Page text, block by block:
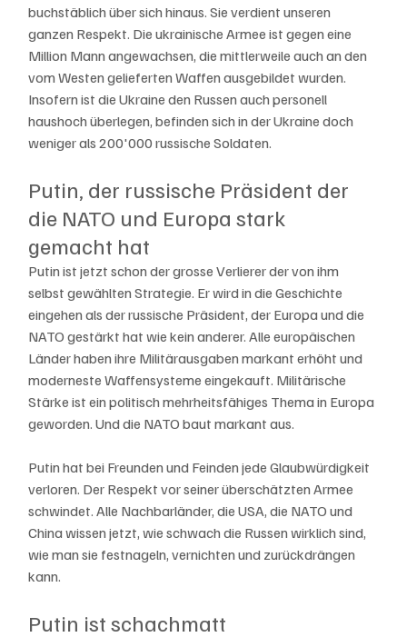
buchstäblich über sich hinaus. Sie verdient unseren
ganzen Respekt. Die ukrainische Armee ist gegen eine
Million Mann angewachsen, die mittlerweile auch an den
vom Westen gelieferten Waffen ausgebildet wurden.
Insofern ist die Ukraine den Russen auch personell
haushoch überlegen, befinden sich in der Ukraine doch
weniger als 200'000 russische Soldaten.
Putin, der russische Präsident der
die NATO und Europa stark
gemacht hat
Putin ist jetzt schon der grosse Verlierer der von ihm
selbst gewählten Strategie. Er wird in die Geschichte
eingehen als der russische Präsident, der Europa und die
NATO gestärkt hat wie kein anderer. Alle europäischen
Länder haben ihre Militärausgaben markant erhöht und
moderneste Waffensysteme eingekauft. Militärische
Stärke ist ein politisch mehrheitsfähiges Thema in Europa
geworden. Und die NATO baut markant aus.
Putin hat bei Freunden und Feinden jede Glaubwürdigkeit
verloren. Der Respekt vor seiner überschätzten Armee
schwindet. Alle Nachbarländer, die USA, die NATO und
China wissen jetzt, wie schwach die Russen wirklich sind,
wie man sie festnageln, vernichten und zurückdrängen
kann.
Putin ist schachmatt